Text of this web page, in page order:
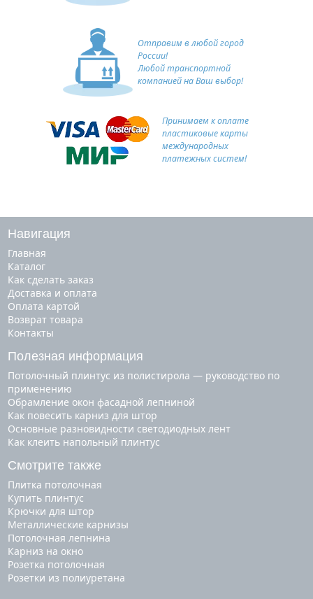
Отправим в любой город
России!
Любой транспортной
компанией на Ваш выбор!
Принимаем к оплате
пластиковые карты
международных
платежных систем!
Навигация
Главная
Каталог
Как сделать заказ
Доставка и оплата
Оплата картой
Возврат товара
Контакты
Полезная информация
Потолочный плинтус из полистирола — руководство по
применению
Обрамление окон фасадной лепниной
Как повесить карниз для штор
Основные разновидности светодиодных лент
Как клеить напольный плинтус
Смотрите также
плитка потолочная
купить плинтус
крючки для штор
металлические карнизы
потолочная лепнина
карниз на окно
розетка потолочная
розетки из полиуретана